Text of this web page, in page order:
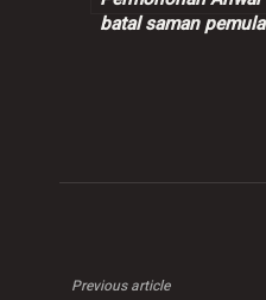
batal saman pemula
Previous article